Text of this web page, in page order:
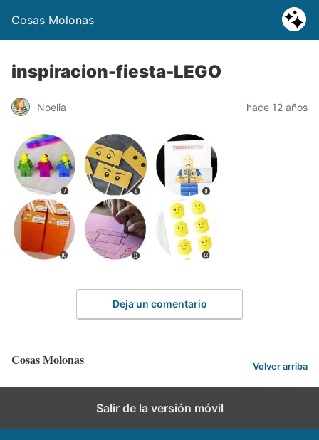
Cosas Molonas
inspiracion-fiesta-LEGO
Noelia hace 12 años
Deja un comentario
Cosas Molonas Volver arriba
Salir de la versión móvil